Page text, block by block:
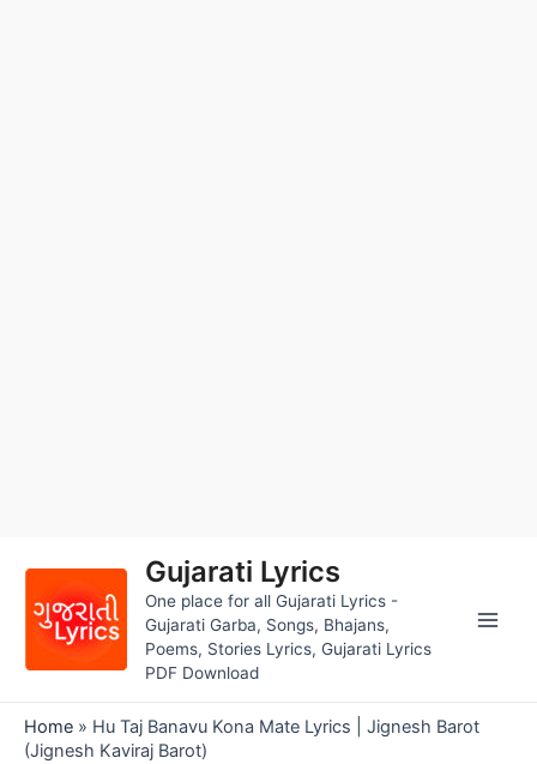
content
Gujarati Lyrics
One place for all Gujarati Lyrics -
Gujarati Garba, Songs, Bhajans,
Poems, Stories Lyrics, Gujarati Lyrics
PDF Download
Home » Hu Taj Banavu Kona Mate Lyrics | Jignesh Barot
(Jignesh Kaviraj Barot)